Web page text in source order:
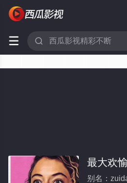
 
最大欢
别名：